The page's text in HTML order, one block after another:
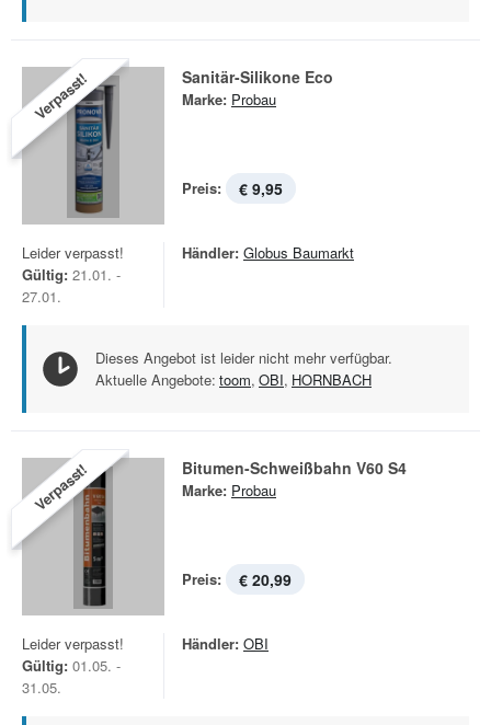
Verpasst! Sanitär-Silikone Eco
Marke: Probau
Preis: € 9,95
Leider verpasst!
Gültig: 21.01. -
27.01.
Händler: Globus Baumarkt
Dieses Angebot ist leider nicht mehr verfügbar.
Aktuelle Angebote: toom, OBI, HORNBACH
Verpasst! Bitumen-Schweißbahn V60 S4
Marke: Probau
Preis: € 20,99
Leider verpasst!
Gültig: 01.05. -
31.05.
Händler: OBI